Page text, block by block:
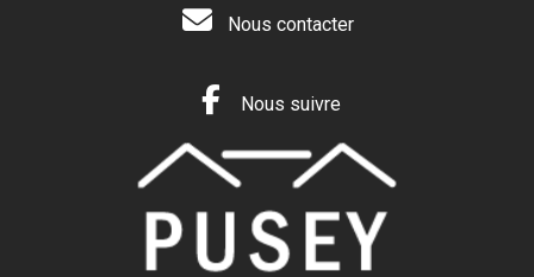
Nous contacter
Nous suivre